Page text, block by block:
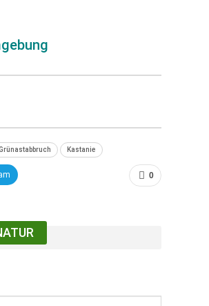
Grünastabbruch Kastanie
0